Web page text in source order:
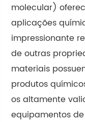
molecular)
aplicações
impressionante
de outras
materiais
produtos
os altamente
equipamentos